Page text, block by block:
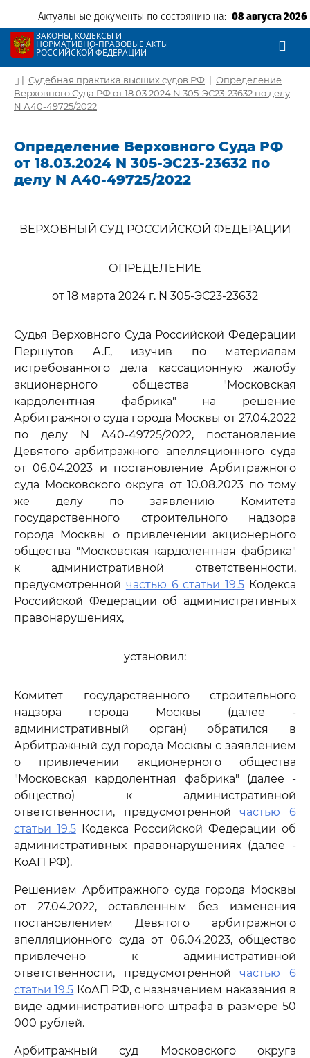
Актуальные документы по состоянию на: 08 августа 2026
ЗАКОНЫ, КОДЕКСЫ И
НОРМАТИВНО-ПРАВОВЫЕ АКТЫ
РОССИЙСКОЙ ФЕДЕРАЦИИ
| Судебная практика высших судов РФ | Определение
Верховного Суда РФ от 18.03.2024 N 305-ЭС23-23632 по делу
N А40-49725/2022
Определение Верховного Суда РФ
от 18.03.2024 N 305-ЭС23-23632 по
делу N А40-49725/2022
ВЕРХОВНЫЙ СУД РОССИЙСКОЙ ФЕДЕРАЦИИ
ОПРЕДЕЛЕНИЕ
от 18 марта 2024 г. N 305-ЭС23-23632
Судья Верховного Суда Российской Федерации
Першутов А.Г., изучив по материалам
истребованного дела кассационную жалобу
акционерного общества "Московская
кардолентная фабрика" на решение
Арбитражного суда города Москвы от 27.04.2022
по делу N А40-49725/2022, постановление
Девятого арбитражного апелляционного суда
от 06.04.2023 и постановление Арбитражного
суда Московского округа от 10.08.2023 по тому
же делу по заявлению Комитета
государственного строительного надзора
города Москвы о привлечении акционерного
общества "Московская кардолентная фабрика"
к административной ответственности,
предусмотренной частью 6 статьи 19.5 Кодекса
Российской Федерации об административных
правонарушениях,
установил:
Комитет государственного строительного
надзора города Москвы (далее -
административный орган) обратился в
Арбитражный суд города Москвы с заявлением
о привлечении акционерного общества
"Московская кардолентная фабрика" (далее -
общество) к административной
ответственности, предусмотреннойчастью 6
статьи 19.5Кодекса Российской Федерации об
административных правонарушениях (далее -
КоАП РФ).
Решением Арбитражного суда города Москвы
от 27.04.2022, оставленным без изменения
постановлением Девятого арбитражного
апелляционного суда от 06.04.2023, общество
привлечено к административной
ответственности, предусмотреннойчастью 6
статьи 19.5 КоАП РФ, с назначением наказания в
виде административного штрафа в размере 50
000 рублей.
Арбитражный суд Московского округа